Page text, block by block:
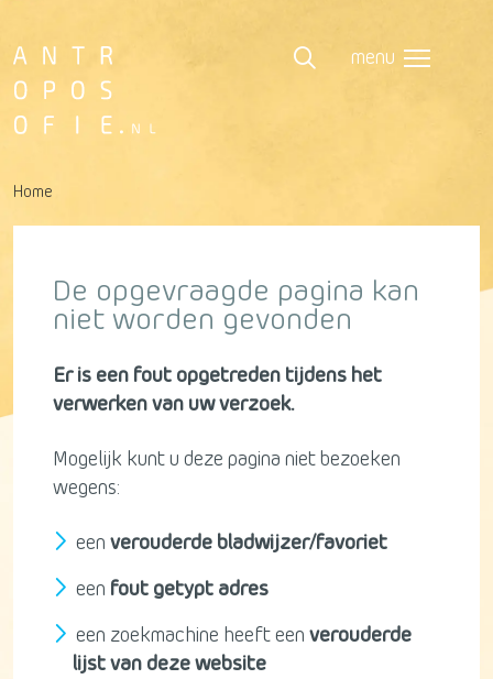
menu
Home
De opgevraagde pagina kan
niet worden gevonden
Er is een fout opgetreden tijdens het
verwerken van uw verzoek.
Mogelijk kunt u deze pagina niet bezoeken
wegens:
een verouderde bladwijzer/favoriet
een fout getypt adres
een zoekmachine heeft een verouderde
lijst van deze website